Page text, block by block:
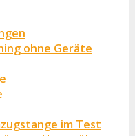
ohne Geräte
im Test